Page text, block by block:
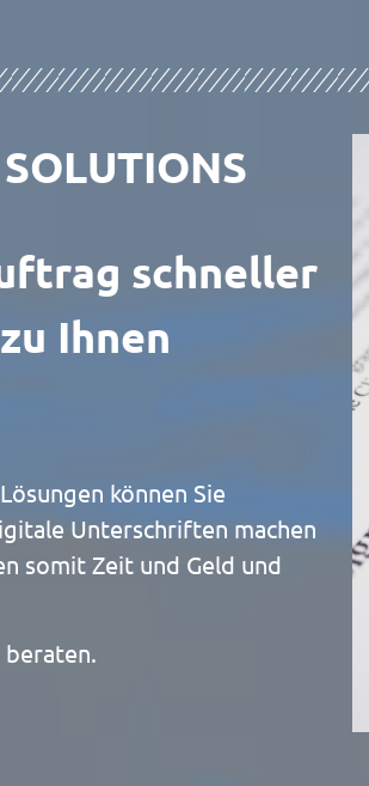
schneller
Ihnen
können Sie
Unterschriften machen
somit Zeit und Geld und
beraten.